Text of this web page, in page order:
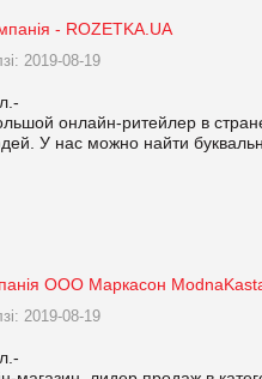
- ROZETKA.UA
2019-08-19
онлайн-ритейлер в
У нас можно найти
ООО Маркасон
2019-08-19